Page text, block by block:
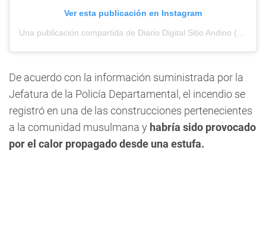
Ver esta publicación en Instagram
Una publicación compartida de Diario Digital Sitio Andino (@sitioandinomza)
De acuerdo con la información suministrada por la
Jefatura de la Policía Departamental, el incendio se
registró en una de las construcciones pertenecientes
a la comunidad musulmana y habría sido provocado
por el calor propagado desde una estufa.